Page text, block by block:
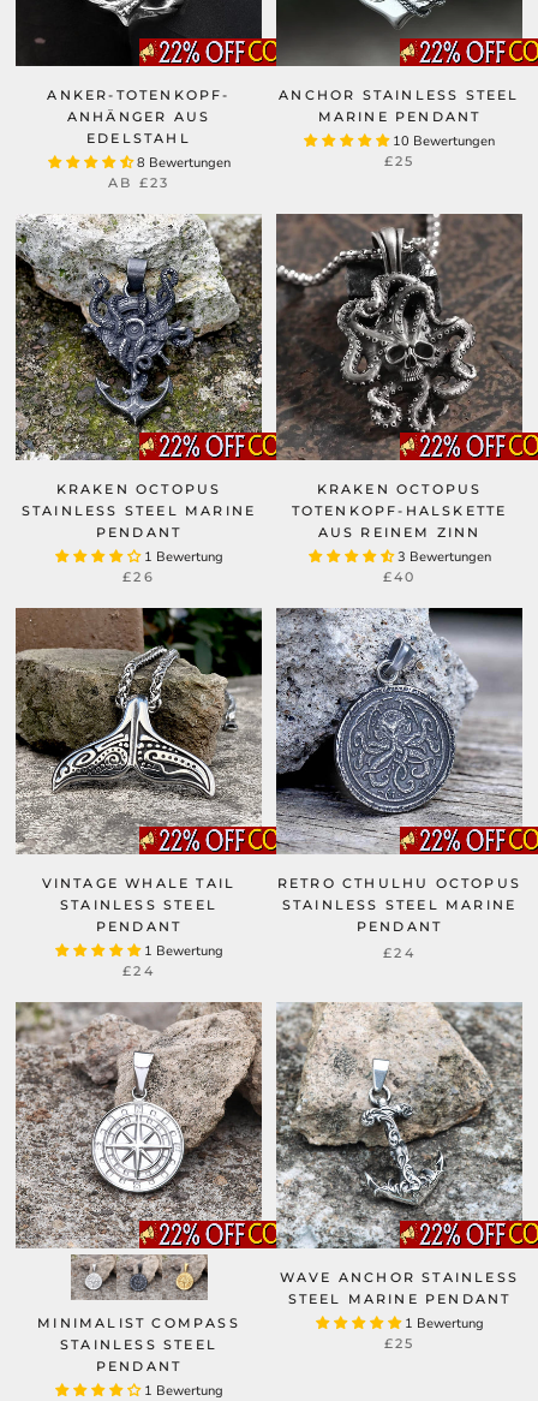
ANKER-TOTENKOPF-
ANHÄNGER AUS
EDELSTAHL
8 Bewertungen
AB £23
ANCHOR STAINLESS STEEL
MARINE PENDANT
10 Bewertungen
£25
KRAKEN OCTOPUS
STAINLESS STEEL MARINE
PENDANT
1 Bewertung
£26
KRAKEN OCTOPUS
TOTENKOPF-HALSKETTE
AUS REINEM ZINN
3 Bewertungen
£40
VINTAGE WHALE TAIL
STAINLESS STEEL
PENDANT
1 Bewertung
£24
RETRO CTHULHU OCTOPUS
STAINLESS STEEL MARINE
PENDANT
£24
MINIMALIST COMPASS
STAINLESS STEEL
PENDANT
1 Bewertung
WAVE ANCHOR STAINLESS
STEEL MARINE PENDANT
1 Bewertung
£25